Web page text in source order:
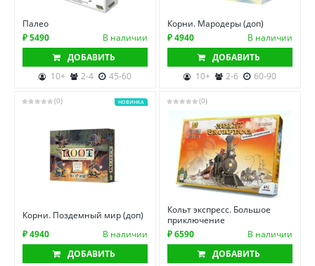
Палео
₽ 5490
В наличии
ДОБАВИТЬ
10+
2-4 45-60
Корни. Мародеры (доп)
₽ 4940
В наличии
ДОБАВИТЬ
10+
2-6 60-90
(0) НОВИНКА
Корни. Поздемный мир (доп)
₽ 4940
В наличии
ДОБАВИТЬ
(0)
Кольт экспресс. Большое
приключение
₽ 6590
В наличии
ДОБАВИТЬ